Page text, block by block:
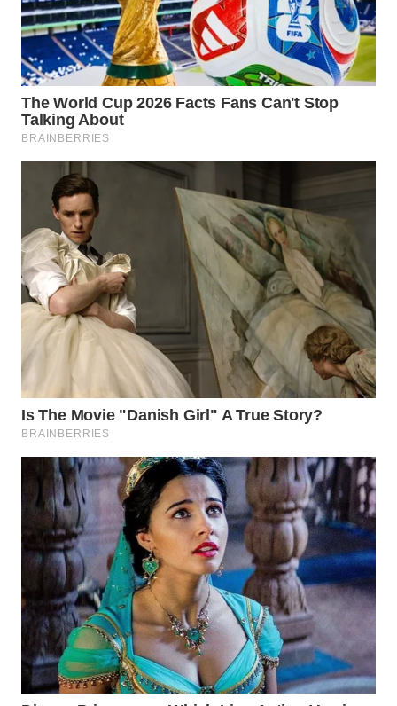
WN
DEPOK
WN
TAPANULI
UTARA
WN
SAMOSIR
WN
PADANG
LAWAS
WN
SUMEDANG
CIANJUR
WN
KEPULAUAN
SERIBU
WN
TANGERANG
WN
BINJAI
WN
CIREBON